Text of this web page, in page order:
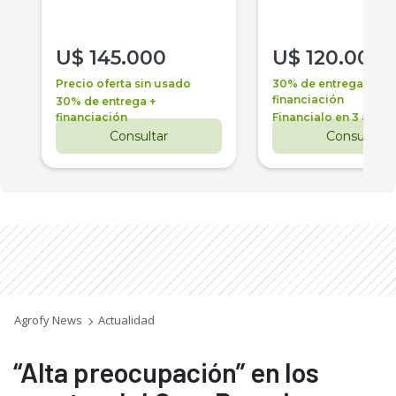
U$ 145.000
Precio oferta sin usado
30% de entrega +
financiación
Consultar
U$ 120.000
30% de entrega +
financiación
Financialo en 3 años
Consultar
Agrofy News Actualidad
“Alta preocupación” en los